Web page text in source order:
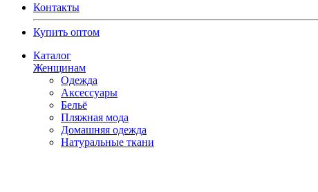
Контакты
Купить оптом
Каталог
Женщинам
Одежда
Аксессуары
Бельё
Пляжная мода
Домашняя одежда
Натуральные ткани